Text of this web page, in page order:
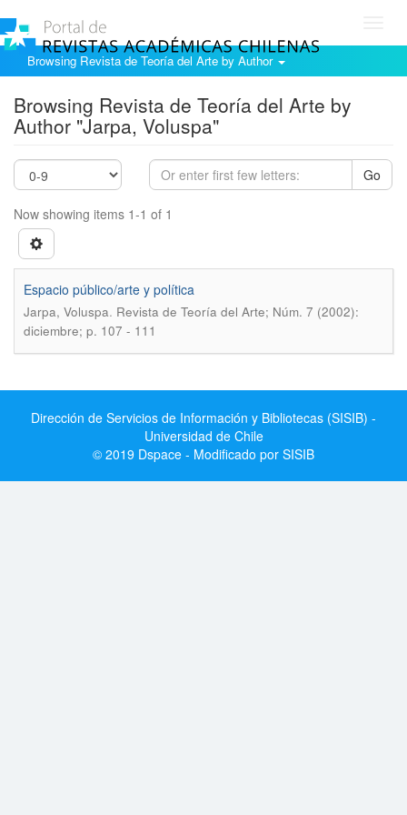
Browsing Revista de Teoría del Arte by Author
Browsing Revista de Teoría del Arte by
Author "Jarpa, Voluspa"
Go
Now showing items 1-1 of 1
Espacio público/arte y política
Jarpa, Voluspa. Revista de Teoría del Arte; Núm. 7 (2002):
diciembre; p. 107 - 111
Dirección de Servicios de Información y Bibliotecas (SISIB) -
Universidad de Chile
© 2019 Dspace - Modificado por SISIB